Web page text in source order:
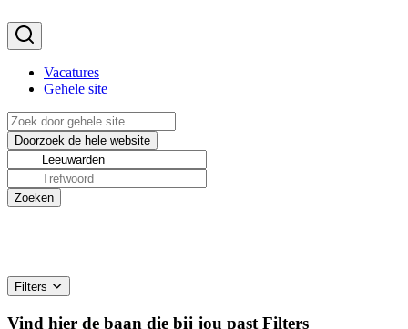
Vacatures
Gehele site
Filters
Vind hier de baan die bij jou past Filters